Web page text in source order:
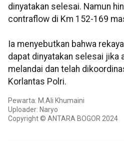
dinyatakan selesai. Namun
contraflow di Km 152-169
Ia menyebutkan bahwa
dapat dinyatakan selesai jika
melandai dan telah
Korlantas Polri.
Pewarta: M.Ali Khumaini
Uploader: Naryo
Copyright © ANTARA BOGOR 2024